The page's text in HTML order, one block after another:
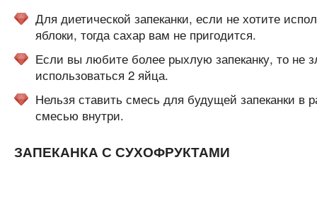
Для диетической запеканки, если не хотите
яблоки, тогда сахар вам не пригодится.
Если вы любите более рыхлую запеканку, то не
использоваться 2 яйца.
Нельзя ставить смесь для будущей запеканки в
смесью внутри.
ЗАПЕКАНКА С СУХОФРУКТАМИ